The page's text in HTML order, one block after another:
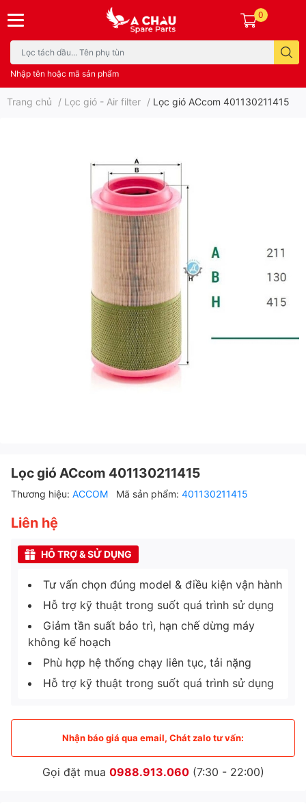
Nhập tên hoặc mã sản phẩm
0
Trang chủ / Lọc gió - Air filter / Lọc gió ACcom 401130211415
Lọc gió ACcom 401130211415
Thương hiệu: ACCOM Mã sản phẩm: 401130211415
Liên hệ
HỖ TRỢ & SỬ DỤNG
Tư vấn chọn đúng model & điều kiện vận hành
Hỗ trợ kỹ thuật trong suốt quá trình sử dụng
Giảm tần suất bảo trì, hạn chế dừng máy
không kế hoạch
Phù hợp hệ thống chạy liên tục, tải nặng
Hỗ trợ kỹ thuật trong suốt quá trình sử dụng
Nhận báo giá qua email, Chát zalo tư vấn:
Gọi đặt mua 0988.913.060(7:30 - 22:00)